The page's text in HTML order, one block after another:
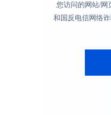
您访问的网站/网
和国反电信网络